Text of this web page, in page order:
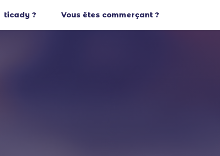
ticady ? Vous êtes commerçant ?